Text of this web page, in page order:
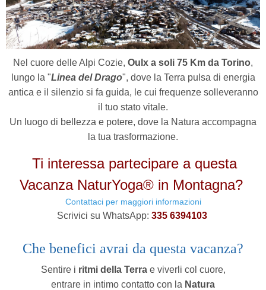
Nel cuore delle Alpi Cozie, Oulx a soli 75 Km da Torino,
lungo la "Linea del Drago", dove la Terra pulsa di energia
antica e il silenzio si fa guida, le cui frequenze solleveranno
il tuo stato vitale.
Un luogo di bellezza e potere, dove la Natura accompagna
la tua trasformazione.
Ti interessa partecipare a questa
Vacanza NaturYoga® in Montagna?
Contattaci per maggiori informazioni
Scrivici su WhatsApp: 335 6394103
Che benefici avrai da questa vacanza?
Sentire i ritmi della Terrae viverli col cuore,
entrare in intimo contatto con la Natura